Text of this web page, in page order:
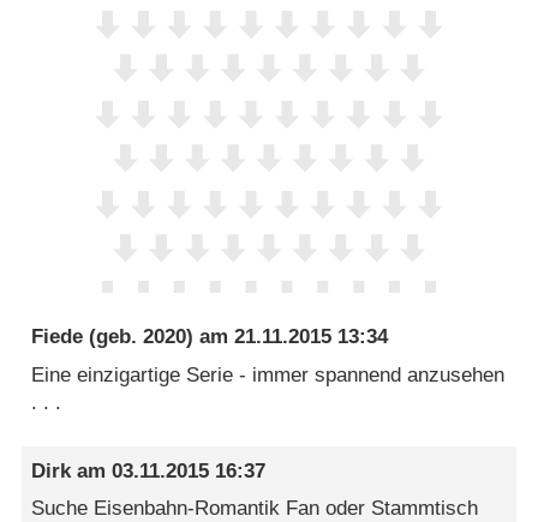
Fiede (geb. 2020) am21.11.2015 13:34
Eine einzigartige Serie - immer spannend anzusehen
. . .
Dirkam03.11.2015 16:37
Suche Eisenbahn-Romantik Fan oder Stammtisch